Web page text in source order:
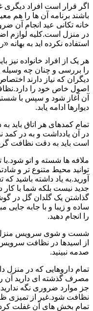
اگر قرار است افراد دیگری
باشند برنامه آن ها را هم
خانه تکانی عید انجام آن
در منزل است.کلیه لوازم
استفاده نکرده اید به بهانه
هر یک از افراد خانواده
را بررسی و چنان چه وسیله
دیگران که نیاز دارند
اصول خاص خود را
آن آغاز شود و سپس با
دیوارها ادامه یابد.
تمام کمدهای هر اتاق باید
در آن یادداشت و به در
است باید به دقت نظافت
ملافه ها شسته و اتو
توانید محیط متنوع تر و
آورید.به یاد داشته باشید
جدید نیست بلکه شما با کار
گذاشتن یک گلدان گل در
ساده و زیبا و با جابه جایی
را انجام دهید.
شست و شوی سرویس منزل
از اسیدها در نظافت سرویس
صدمه نبینید.
تمام داروهایی که در منزل
مصرف گذشته ای دارید آن را
جز موارد ضروری نگه
نظافت شود.غیر از تمیزی
تمام بخش های آن غفلت